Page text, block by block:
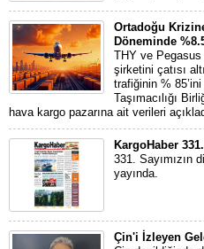
Ortadoğu
Döneminde
THY ve Pegasus
şirketini çatısı
trafiğinin %
Taşımacılığı
hava kargo pazarına ait verileri
KargoHaber
331. Sayımızın
yayında.
Çin'i İzleyen